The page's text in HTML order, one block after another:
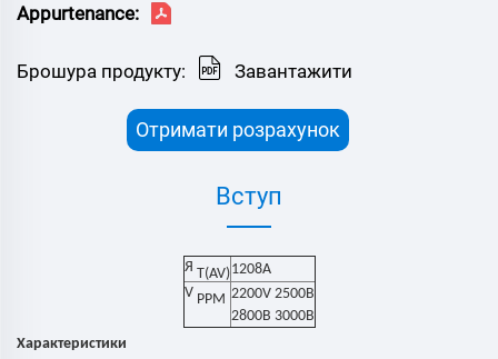
Appurtenance:
Брошура продукту: Завантажити
Отримати розрахунок
Вступ
Я T(AV)1208А
V РРМ 2200V 2500В
2800В 3000В
Характеристики